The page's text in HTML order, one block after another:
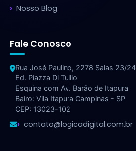
Nosso Blog
Fale Conosco
Rua José Paulino, 2278 Salas 23/24
Ed. Piazza Di Tullio
Esquina com Av. Barão de Itapura
Bairo: Vila Itapura Campinas - SP
CEP: 13023-102
contato@logicadigital.com.br